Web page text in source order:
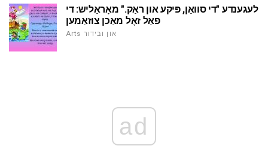
לעגענדע "די סוואַן, פּיקע און ראַק." מאָראַליש: די
פאַל זאָל מאַכן צוזאַמען
Arts און ובידור
ad